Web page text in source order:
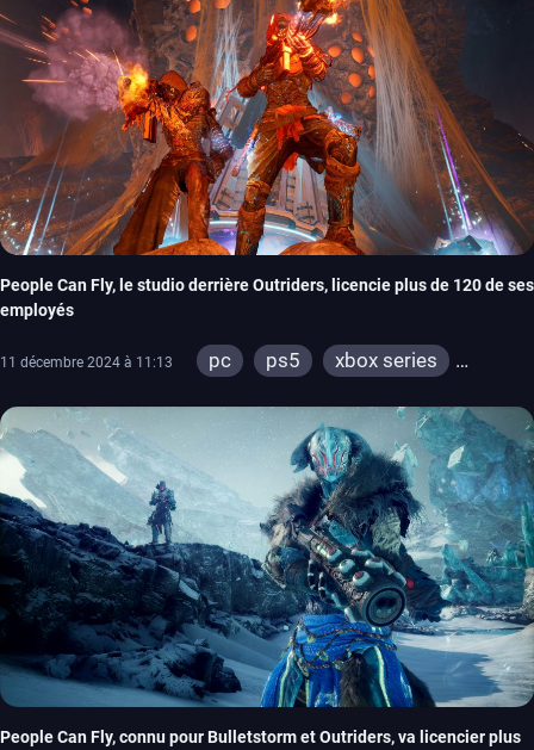
People Can Fly, le studio derrière Outriders, licencie plus de 120 de ses
employés
11 décembre 2024 à 11:13 pc ps5
xbox series
People Can Fly, connu pour Bulletstorm et Outriders, va licencier plus